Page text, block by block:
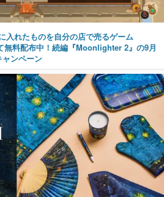
入れたものを自分の店で売るゲーム
無料配布中！続編『Moonlighter 2』の9月
ンペーン